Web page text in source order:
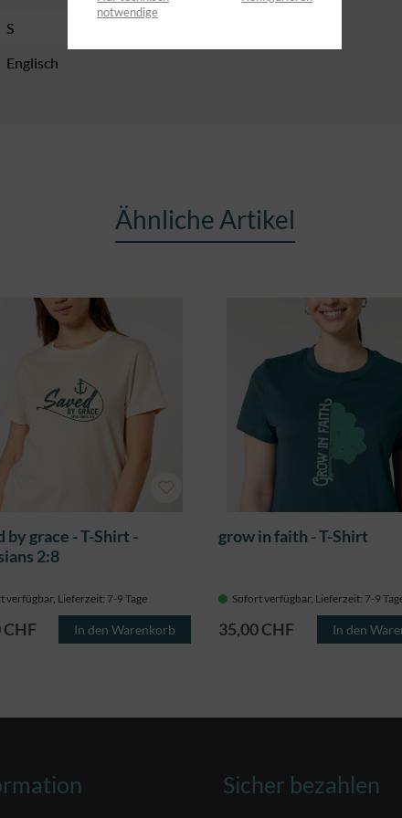
S
Englisch
Ähnliche Artikel
by grace - T-Shirt -
2:8
verfügbar, Lieferzeit: 7-9 Tage
CHF In den Warenkorb
grow in faith - T-Shirt
Sofort verfügbar, Lieferzeit: 7-9
35,00 CHF In den
Sicher bezahlen
notwendige